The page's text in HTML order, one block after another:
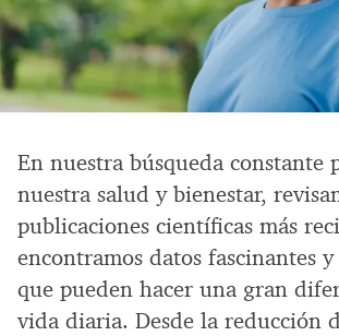
En nuestra búsqueda constante
nuestra salud y bienestar,
publicaciones científicas más
encontramos datos fascinantes
que pueden hacer una gran
vida diaria. Desde la reducción